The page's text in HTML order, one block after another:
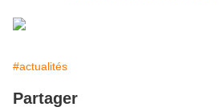
#actualités
Partager